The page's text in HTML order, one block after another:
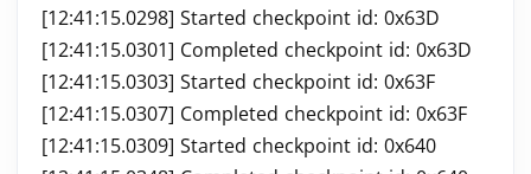
[12:41:15.0298] Started checkpoint id: 0x63D
[12:41:15.0301] Completed checkpoint id: 0x63D
[12:41:15.0303] Started checkpoint id: 0x63F
[12:41:15.0307] Completed checkpoint id: 0x63F
[12:41:15.0309] Started checkpoint id: 0x640